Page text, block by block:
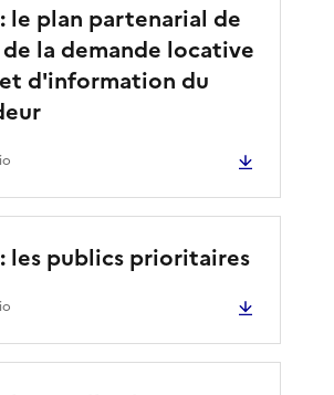
le plan partenarial de
la demande locative
d'information du
les publics prioritaires